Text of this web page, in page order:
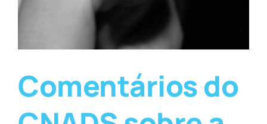
Comentários do